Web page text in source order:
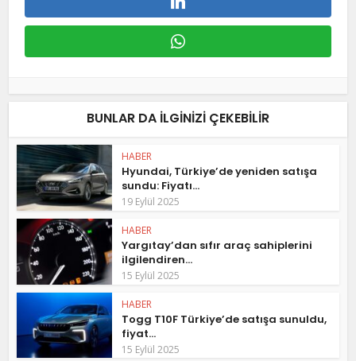
BUNLAR DA ILGINIZI ÇEKEBILIR
HABER
Hyundai, Türkiye’de yeniden satışa
sundu: Fiyatı...
19 Eylül 2025
HABER
Yargıtay’dan sıfır araç sahiplerini
ilgilendiren...
15 Eylül 2025
HABER
Togg T10F Türkiye’de satışa sunuldu,
fiyat...
15 Eylül 2025